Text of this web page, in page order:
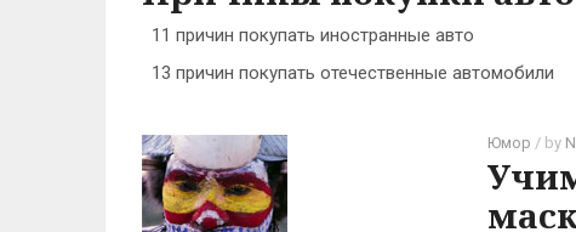
11 причин покупать иностранные авто
13 причин покупать отечественные автомобили
Юмор / by